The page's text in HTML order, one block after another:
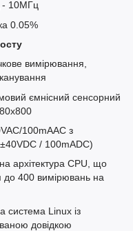
- 10МГц
0.05%
вимірювання,
ємнісний сенсорний
100mAAC з
/ 100mADC)
архітектура CPU, що
до 400 вимірювань на
система Linux із
довідкою